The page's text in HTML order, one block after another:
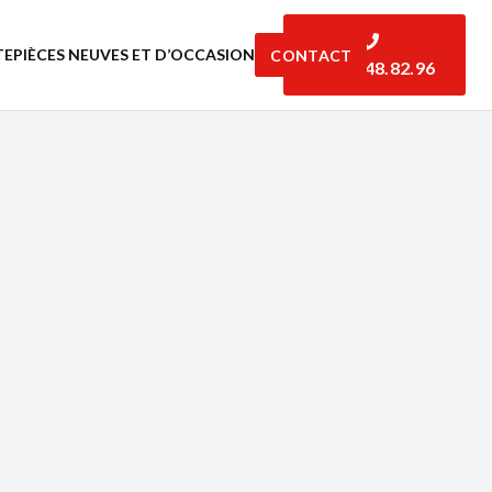
PIÈCES NEUVES ET D’OCCASION CONTACT
06.07.48.82.96